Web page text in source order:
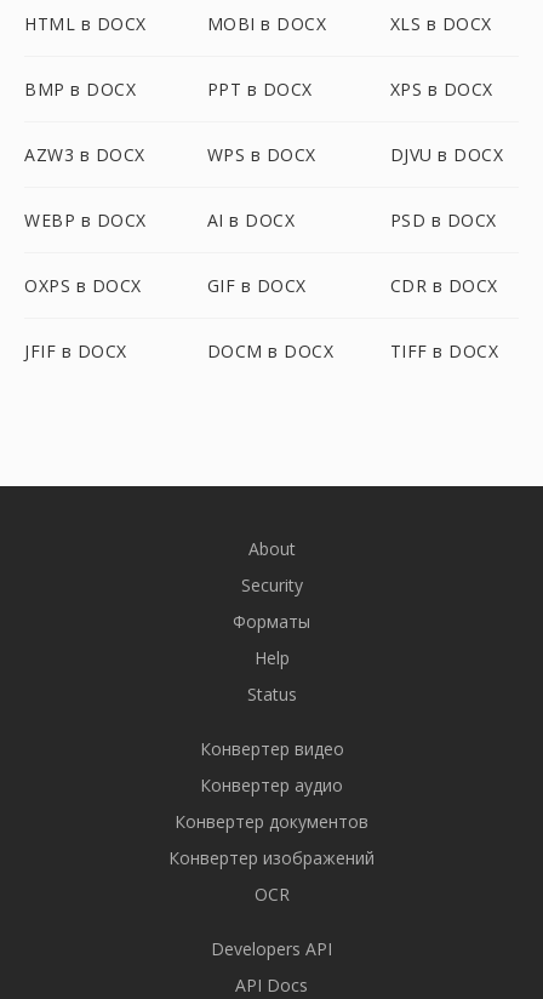
HTML в DOCX MOBI в DOCX XLS в DOCX
BMP в DOCX PPT в DOCX XPS в DOCX
AZW3 в DOCX WPS в DOCX DJVU в DOCX
WEBP в DOCX AI в DOCX PSD в DOCX
OXPS в DOCX GIF в DOCX CDR в DOCX
JFIF в DOCX DOCM в DOCX TIFF в DOCX
About
Security
Форматы
Help
Status
Конвертер видео
Конвертер аудио
Конвертер документов
Конвертер изображений
OCR
Developers API
API Docs